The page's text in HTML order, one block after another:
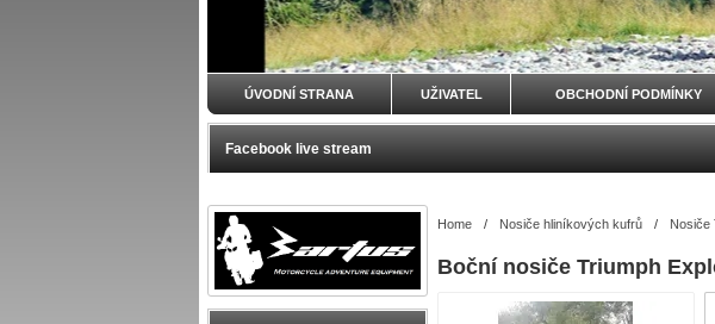
ÚVODNÍ STRANA UŽIVATEL OBCHODNÍ PODMÍNKY
Facebook live stream
Home / Nosiče hliníkových kufrů / Nosiče
Boční nosiče Triumph